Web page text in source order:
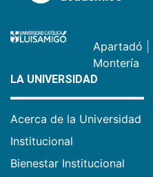
Apartadó
Montería
LA UNIVERSIDAD
Acerca de la Universidad
Institucional
Bienestar Institucional